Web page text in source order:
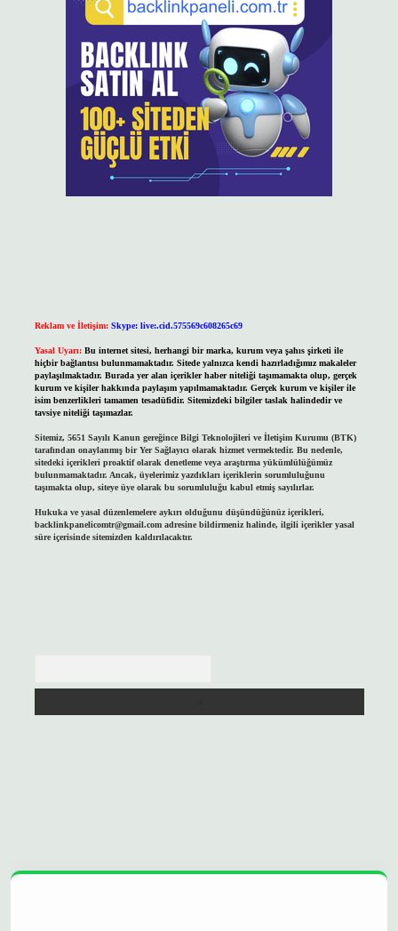
Reklam ve İletişim: Skype: live:.cid.575569c608265c69
Yasal Uyarı: Bu internet sitesi, herhangi bir marka, kurum veya şahıs şirketi ile
hiçbir bağlantısı bulunmamaktadır. Sitede yalnızca kendi hazırladığımız makaleler
paylaşılmaktadır. Burada yer alan içerikler haber niteliği taşımamakta olup, gerçek
kurum ve kişiler hakkında paylaşım yapılmamaktadır. Gerçek kurum ve kişiler ile
isim benzerlikleri tamamen tesadüfidir. Sitemizdeki bilgiler taslak halindedir ve
tavsiye niteliği taşımazlar.
Sitemiz, 5651 Sayılı Kanun gereğince Bilgi Teknolojileri ve İletişim Kurumu (BTK)
tarafından onaylanmış bir Yer Sağlayıcı olarak hizmet vermektedir. Bu nedenle,
sitedeki içerikleri proaktif olarak denetleme veya araştırma yükümlülüğümüz
bulunmamaktadır. Ancak, üyelerimiz yazdıkları içeriklerin sorumluluğunu
taşımakta olup, siteye üye olarak bu sorumluluğu kabul etmiş sayılırlar.
Hukuka ve yasal düzenlemelere aykırı olduğunu düşündüğünüz içerikleri,
backlinkpanelicomtr@gmail.comadresine bildirmeniz halinde, ilgili içerikler yasal
süre içerisinde sitemizden kaldırılacaktır.